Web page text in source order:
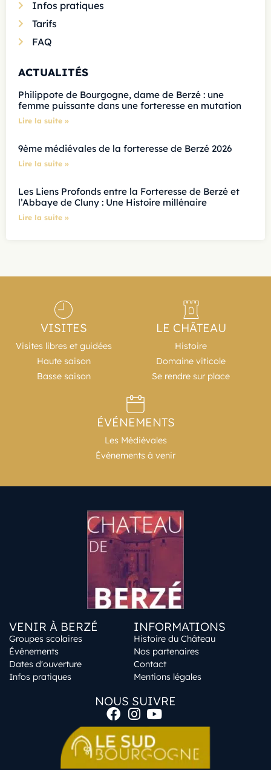
Infos pratiques
Tarifs
FAQ
ACTUALITÉS
Philippote de Bourgogne, dame de Berzé : une
femme puissante dans une forteresse en mutation
Lire la suite »
9ème médiévales de la forteresse de Berzé 2026
Lire la suite »
Les Liens Profonds entre la Forteresse de Berzé et
l’Abbaye de Cluny : Une Histoire millénaire
Lire la suite »
VISITES
Visites libres et guidées
Haute saison
Basse saison
LE CHÂTEAU
Histoire
Domaine viticole
Se rendre sur place
ÉVÉNEMENTS
Les Médiévales
Événements à venir
VENIR À BERZÉ
Groupes scolaires
Événements
Dates d'ouverture
Infos pratiques
INFORMATIONS
Histoire du Château
Nos partenaires
Contact
Mentions légales
NOUS SUIVRE